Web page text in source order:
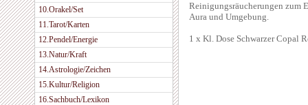
10.Orakel/Set
11.Tarot/Karten
12.Pendel/Energie
13.Natur/Kraft
14.Astrologie/Zeichen
15.Kultur/Religion
16.Sachbuch/Lexikon
Reinigungsräucherungen zum
Aura und Umgebung.
1 x Kl. Dose Schwarzer Copal